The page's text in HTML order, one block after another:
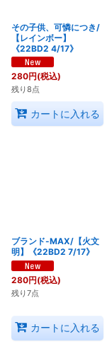
その子供、可憐につき/
【レインボー】
《22BD2 4/17》
280円(税込)
残り8点
カートに入れる
ブランド-MAX/【火文
明】《22BD2 7/17》
280円(税込)
残り7点
カートに入れる